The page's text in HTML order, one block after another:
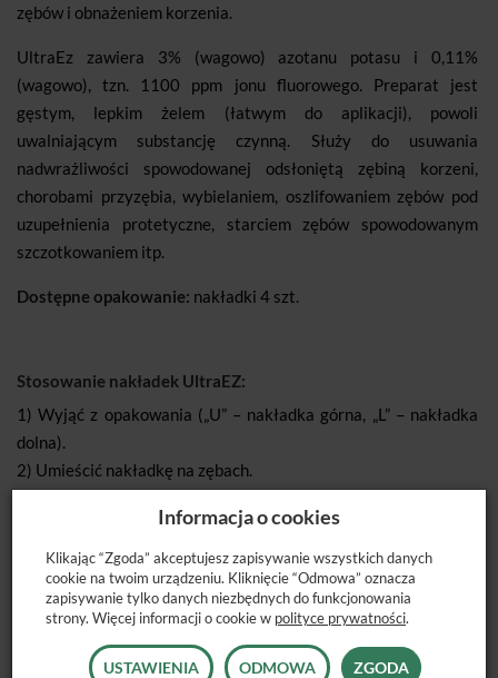
zębów i obnażeniem korzenia.
UltraEz zawiera 3% (wagowo) azotanu potasu i 0,11%
(wagowo), tzn. 1100 ppm jonu fluorowego. Preparat jest
gęstym, lepkim żelem (łatwym do aplikacji), powoli
uwalniającym substancję czynną. Służy do usuwania
nadwrażliwości spowodowanej odsłoniętą zębiną korzeni,
chorobami przyzębia, wybielaniem, oszlifowaniem zębów pod
uzupełnienia protetyczne, starciem zębów spowodowanym
szczotkowaniem itp.
Dostępne opakowanie: nakładki 4 szt.
Stosowanie nakładek UltraEZ:
1) Wyjąć z opakowania („U” – nakładka górna, „L” – nakładka
dolna).
2) Umieścić nakładkę na zębach.
nakładkę przez 2 sekundy. Nie dociskać nakładki do zębów,
gdyż może to spowodować wypłynięcie żelu na dziąsła.
4) Zdjąć nakładkę zewnętrzną, pozostawiając białą nakładkę
wewnętrzną na zębach.
6) Pozostawić nakładkę na zębach przez okres od 15 minut do 1
Informacja o cookies
Klikając “Zgoda” akceptujesz zapisywanie wszystkich danych
cookie na twoim urządzeniu. Kliknięcie “Odmowa” oznacza
zapisywanie tylko danych niezbędnych do funkcjonowania
strony. Więcej informacji o cookie w polityce prywatności.
USTAWIENIA ODMOWA ZGODA